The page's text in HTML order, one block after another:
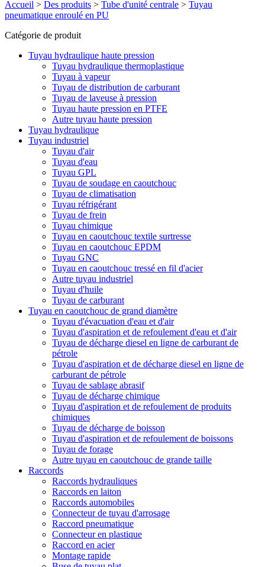
Accueil > Des produits > Tube d'unité centrale > Tuyau
pneumatique enroulé en PU
Catégorie de produit
Tuyau hydraulique haute pression
Tuyau hydraulique thermoplastique
Tuyau à vapeur
Tuyau de distribution de carburant
Tuyau de laveuse à pression
Tuyau haute pression en PTFE
Autre tuyau haute pression
Tuyau hydraulique
Tuyau industriel
Tuyau d'air
Tuyau d'eau
Tuyau GPL
Tuyau de soudage en caoutchouc
Tuyau de climatisation
Tuyau réfrigérant
Tuyau de frein
Tuyau chimique
Tuyau en caoutchouc textile surtresse
Tuyau en caoutchouc EPDM
Tuyau GNC
Tuyau en caoutchouc tressé en fil d'acier
Autre tuyau industriel
Tuyau d'huile
Tuyau de carburant
Tuyau en caoutchouc de grand diamètre
Tuyau d'évacuation d'eau et d'air
Tuyau d'aspiration et de refoulement d'eau et d'air
Tuyau de décharge diesel en ligne de carburant de
pétrole
Tuyau d'aspiration et de décharge diesel en ligne de
carburant de pétrole
Tuyau de sablage abrasif
Tuyau de décharge chimique
Tuyau d'aspiration et de refoulement de produits
chimiques
Tuyau de décharge de boisson
Tuyau d'aspiration et de refoulement de boissons
Tuyau de forage
Autre tuyau en caoutchouc de grande taille
Raccords
Raccords hydrauliques
Raccords en laiton
Raccords automobiles
Connecteur de tuyau d'arrosage
Raccord pneumatique
Connecteur en plastique
Raccord en acier
Montage rapide